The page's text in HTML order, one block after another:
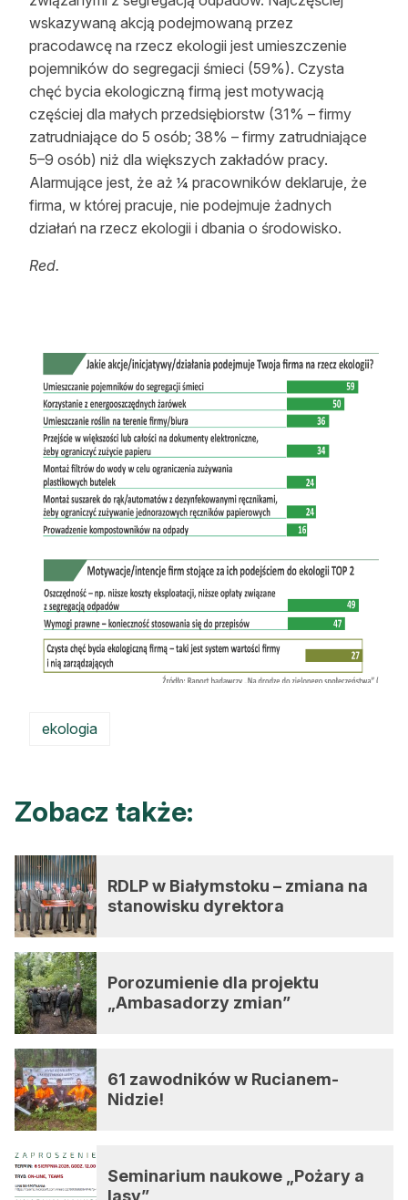
wskazywaną akcją podejmowaną przez
pracodawcę na rzecz ekologii jest umieszczenie
pojemników do segregacji śmieci (59%). Czysta
chęć bycia ekologiczną firmą jest motywacją
częściej dla małych przedsiębiorstw (31% – firmy
zatrudniające do 5 osób; 38% – firmy zatrudniające
5–9 osób) niż dla większych zakładów pracy.
Alarmujące jest, że aż ¼ pracowników deklaruje, że
firma, w której pracuje, nie podejmuje żadnych
działań na rzecz ekologii i dbania o środowisko.
Red.
ekologia
Zobacz także:
RDLP w Białymstoku – zmiana na
stanowisku dyrektora
Porozumienie dla projektu
„Ambasadorzy zmian”
61 zawodników w Rucianem-
Nidzie!
Seminarium naukowe „Pożary a
lasy”